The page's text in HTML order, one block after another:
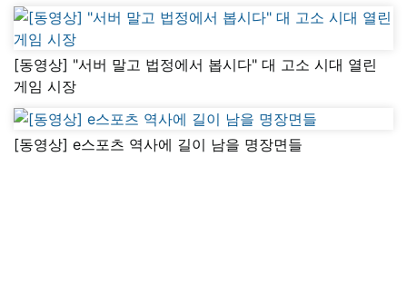
[동영상] "서버 말고 법정에서 봅시다" 대 고소 시대 열린
게임 시장
[동영상] e스포츠 역사에 길이 남을 명장면들